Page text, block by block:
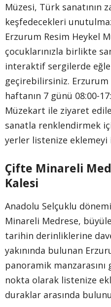
Müzesi, Türk sanatının
keşfedecekleri
Erzurum Resim Heykel
çocuklarınızla birlikte
interaktif sergilerde
geçirebilirsiniz. Erzurum
haftanın 7 günü 08:00-
Müzekart ile ziyaret
sanatla renklendirmek
yerler listenize eklemeyi
Çifte Minareli
Kalesi
Anadolu Selçuklu
Minareli Medrese,
tarihin derinliklerine
yakınında bulunan
panoramik
nokta olarak listenize
duraklar arasında